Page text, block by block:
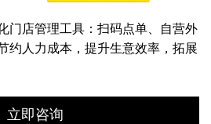
门店管理工具：扫码点单、自营外
约人力成本，提升生意效率，拓展
立即咨询